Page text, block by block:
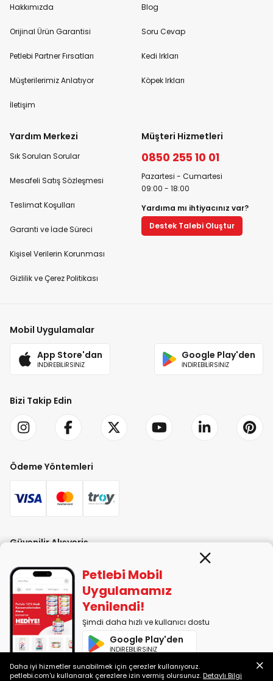
Hakkımızda
Orijinal Ürün Garantisi
Petlebi Partner Fırsatları
Müşterilerimiz Anlatıyor
İletişim
Blog
Soru Cevap
Kedi Irkları
Köpek Irkları
Yardım Merkezi
Sık Sorulan Sorular
Mesafeli Satış Sözleşmesi
Teslimat Koşulları
Garanti ve İade Süreci
Kişisel Verilerin Korunması
Gizlilik ve Çerez Politikası
Müşteri Hizmetleri
0850 255 10 01
Pazartesi - Cumartesi
09:00 - 18:00
Yardıma mı ihtiyacınız var?
Destek Talebi Oluştur
Mobil Uygulamalar
App Store'dan
İNDİREBİLİRSİNİZ
Google Play'den
İNDİREBİLİRSİNİZ
Bizi Takip Edin
Ödeme Yöntemleri
Güvenilir Alışveriş
PETLEBİ EVCİL HAYVAN ÜRÜNLERİ PAZ. SAN. TİC. LTD. ŞTİ. Alaşarköy Mah.
1. Alaşar Cad. No: 9 Osmangazi/Bursa
Petlebi Mobil
Uygulamamız
Yenilendi!
Şimdi daha hızlı ve kullanıcı dostu
Google Play'den
İNDİREBİLİRSİNİZ
App Store'dan
Daha iyi hizmetler sunabilmek için çerezler kullanıyoruz.
petlebi.com'u kullanarak çerezlere izin vermiş olursunuz.Detaylı Bilgi